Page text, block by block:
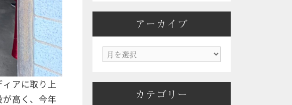
アに取り上
高く、今年
アーカイブ
ア
カ
カテゴリー